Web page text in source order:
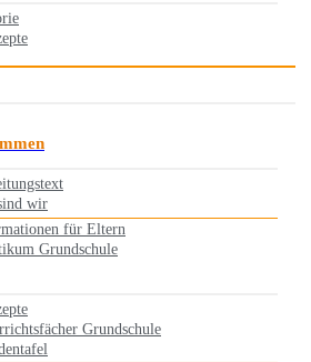
wir
für Eltern
Grundschule
Grundschule